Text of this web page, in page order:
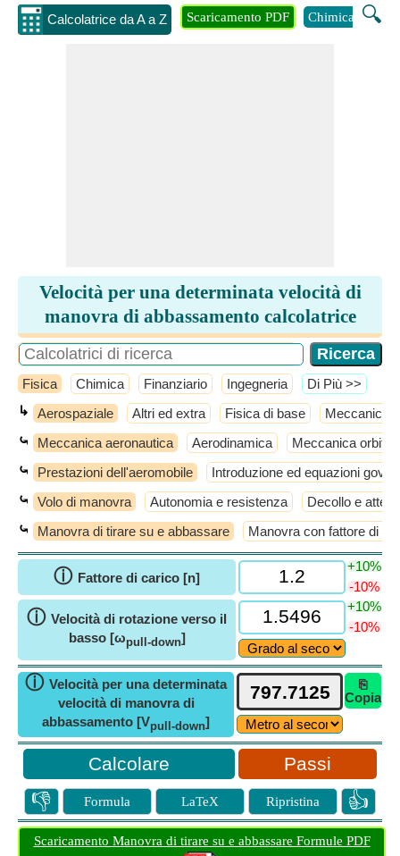
Calcolatrice da A a Z 🔍
Scaricamento PDF Chimica
Velocità per una determinata velocità di
manovra di abbassamento calcolatrice
Fisica Chimica Finanziario Ingegneria ​Di Più >>
↳ Aerospaziale Altri ed extra Fisica di base Meccanico
⤿ Meccanica aeronautica Aerodinamica Meccanica
⤿ Prestazioni dell'aeromobile Introduzione ed equazioni
⤿ Volo di manovra Autonomia e resistenza Decollo e
⤿ Manovra di tirare su e abbassare Manovra con fattore di
ⓘ Fattore di carico [n]
+10%
-10%
ⓘ Velocità di rotazione verso il
basso [ωpull-down]
+10%
-10%
ⓘ Velocità per una determinata
velocità di manovra di
abbassamento [Vpull-down]
⎘
Copia
Passi
👎 Formula LaTeX Ripristina 👍
Scaricamento Manovra di tirare su e abbassare Formule PDF